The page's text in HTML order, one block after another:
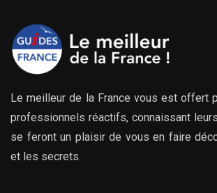
Le meilleur de la France vous est offert
professionnels réactifs, connaissant
se feront un plaisir de vous en faire
et les secrets.